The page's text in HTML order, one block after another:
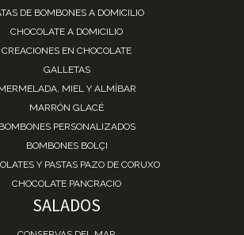
DE BOMBONES A DOMICILIO
CHOCOLATE A DOMICILIO
CREACIONES EN CHOCOLATE
GALLETAS
MIEL Y ALMÍBAR
MARRÓN GLACÉ
BOMBONES PERSONALIZADOS
BOMBONES BOLÇI
Y PASTAS PAZO DE CORUXO
CHOCOLATE PANCRACIO
SALADOS